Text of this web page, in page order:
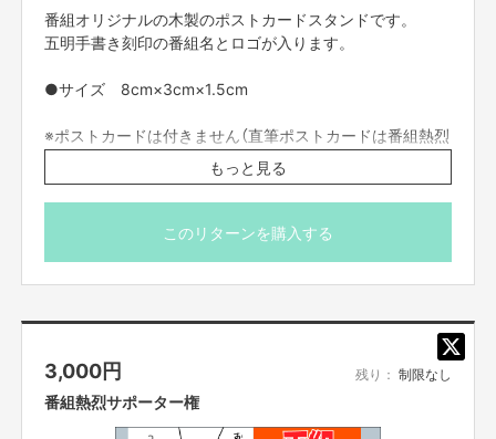
【ご支援にあたってのご注意事項】
■迷惑メールの対策などでドメイン指定を行っている場合、メールが受信で
きない場合がございます。「@yoshimoto.co.jp」を受信設定してください。
勢力（暴力団、暴力団員、暴力団準構成員、暴力団関係企業、総会屋等、社
れらの構成員等を指します。以下、同様とします。）に該当せず、また、こ
れら反社会的勢力との間で社会的に非難されるべき関係を有していないこと
■プロジェクト実施前及び実施中に上記に反する事態が発生した場合、いつ
■参加する権利の転売や譲渡は禁止とさせていただきます。支援したご本人
【販売責任者】
吉本興業株式会社
番組オリジナルの木製のポストカードスタンドです。
五明手書き刻印の番組名とロゴが入ります。
●サイズ 8cm×3cm×1.5cm
※ポストカードは付きません（直筆ポストカードは番組熱烈
サポーターにご支援お願いします）
※刻印に多少個体差がございます
※発送は日本国内に限らせていただきます。
もっと見る
このリターンを購入する
3,000円 残り： 制限なし
番組熱烈サポーター権